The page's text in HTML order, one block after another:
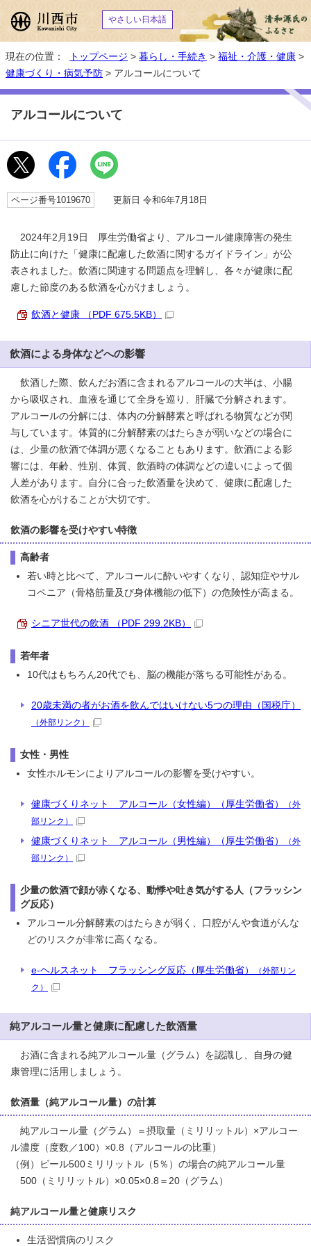
やさしい日本語
現在の位置： トップページ > 暮らし・手続き > 福祉・介護・健康 >
健康づくり・病気予防 > アルコールについて
アルコールについて
ページ番号1019670 更新日 令和6年7月18日
2024年2月19日 厚生労働省より、アルコール健康障害の発生
防止に向けた「健康に配慮した飲酒に関するガイドライン」が公
表されました。飲酒に関連する問題点を理解し、各々が健康に配
慮した節度のある飲酒を心がけましょう。
飲酒と健康 （PDF 675.5KB）
飲酒による身体などへの影響
飲酒した際、飲んだお酒に含まれるアルコールの大半は、小腸
から吸収され、血液を通じて全身を巡り、肝臓で分解されます。
アルコールの分解には、体内の分解酵素と呼ばれる物質などが関
与しています。体質的に分解酵素のはたらきが弱いなどの場合に
は、少量の飲酒で体調が悪くなることもあります。飲酒による影
響には、年齢、性別、体質、飲酒時の体調などの違いによって個
人差があります。自分に合った飲酒量を決めて、健康に配慮した
飲酒を心がけることが大切です。
飲酒の影響を受けやすい特徴
高齢者
若い時と比べて、アルコールに酔いやすくなり、認知症やサル
コペニア（骨格筋量及び身体機能の低下）の危険性が高まる。
シニア世代の飲酒 （PDF 299.2KB）
若年者
10代はもちろん20代でも、脳の機能が落ちる可能性がある。
20歳未満の者がお酒を飲んではいけない5つの理由（国税庁）
（外部リンク）
女性・男性
女性ホルモンによりアルコールの影響を受けやすい。
健康づくりネット アルコール（女性編）（厚生労働省）
（外
部リンク）
健康づくりネット アルコール（男性編）（厚生労働省）
（外
部リンク）
少量の飲酒で顔が赤くなる、動悸や吐き気がする人（フラッシン
グ反応）
アルコール分解酵素のはたらきが弱く、口腔がんや食道がんな
どのリスクが非常に高くなる。
e-ヘルスネット フラッシング反応（厚生労働省）
（外部リン
ク）
純アルコール量と健康に配慮した飲酒量
お酒に含まれる純アルコール量（グラム）を認識し、自身の健
康管理に活用しましょう。
飲酒量（純アルコール量）の計算
純アルコール量（グラム）＝摂取量（ミリリットル）×アルコー
ル濃度（度数／100）×0.8（アルコールの比重）
（例）ビール500ミリリットル（5％）の場合の純アルコール量
500（ミリリットル）×0.05×0.8＝20（グラム）
純アルコール量と健康リスク
生活習慣病のリスク